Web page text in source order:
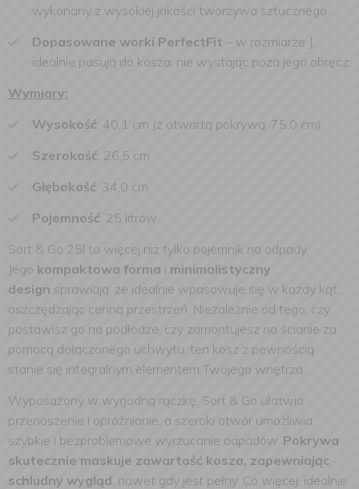
wykonany z wysokiej jakości tworzywa sztucznego.
Dopasowane worki PerfectFit – w rozmiarze J,
idealnie pasują do kosza, nie wystając poza jego obręcz.
Wymiary:
Wysokość: 40,1 cm (z otwartą pokrywą: 75,0 cm)
Szerokość: 26,5 cm
Głębokość: 34,0 cm
Pojemność: 25 litrów
Sort & Go 25l to więcej niż tylko pojemnik na odpady.
Jego kompaktowa forma i minimalistyczny
design sprawiają, że idealnie wpasowuje się w każdy kąt,
oszczędzając cenną przestrzeń. Niezależnie od tego, czy
postawisz go na podłodze, czy zamontujesz na ścianie za
pomocą dołączonego uchwytu, ten kosz z pewnością
stanie się integralnym elementem Twojego wnętrza.
Wyposażony w wygodną rączkę, Sort & Go ułatwia
przenoszenie i opróżnianie, a szeroki otwór umożliwia
szybkie i bezproblemowe wyrzucanie odpadów. Pokrywa
skutecznie maskuje zawartość kosza, zapewniając
schludny wygląd, nawet gdy jest pełny. Co więcej, idealnie